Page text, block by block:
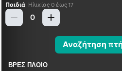
ΒΡΕΣ ΠΛΟΙΟ